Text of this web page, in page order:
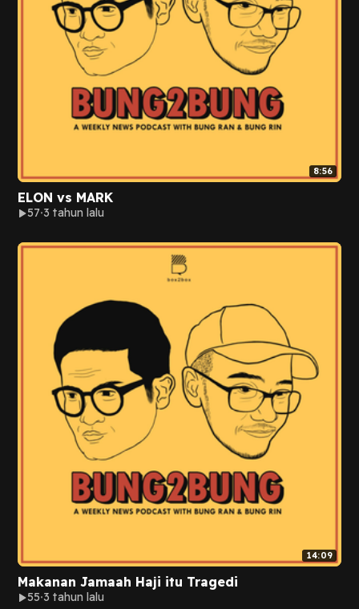
8:56
ELON vs MARK
57 3 tahun lalu
14:09
Makanan Jamaah Haji itu Tragedi
55 3 tahun lalu